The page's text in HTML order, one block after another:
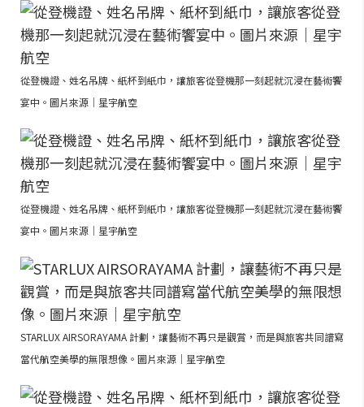
從登機證、姓名吊牌、紙杯到紙巾，讓旅客從登機那一刻起就沉浸在藝術饗
宴中。圖片來源｜星宇航空
從登機證、姓名吊牌、紙杯到紙巾，讓旅客從登機那一刻起就沉浸在藝術饗
宴中。圖片來源｜星宇航空
STARLUX AIRSORAYAMA 計劃，讓藝術不再只是觀賞，而是與旅客共同譜寫
當代航空美學的無限想像。圖片來源｜星宇航空